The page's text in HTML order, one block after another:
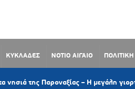
ΚΥΚΛΑΔΕΣ ΝΟΤΙΟ ΑΙΓΑΙΟ ΠΟΛΙΤΙΚΗ
– Η μεγάλη γιορτή της